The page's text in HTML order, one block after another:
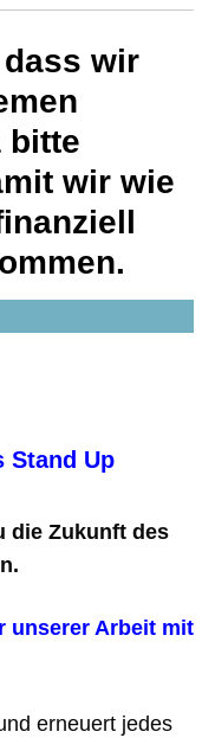
wir
bitte
wir wie
Stand Up
die Zukunft des
unserer Arbeit mit
erneuert jedes